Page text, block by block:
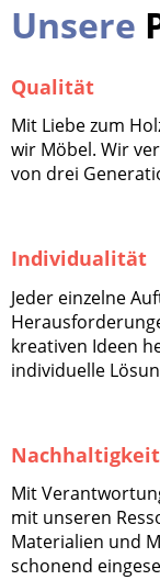
Unsere
Qualität
Mit Liebe zum
wir Möbel. Wir
von drei
Individualität
Jeder einzelne
kreativen Ideen
individuelle
Nachhaltigkeit
Mit
mit unseren
Materialien und
schonend